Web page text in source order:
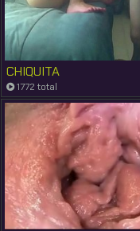
CHIQUITA
1772 total